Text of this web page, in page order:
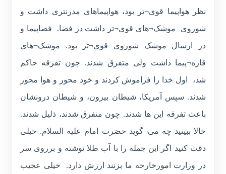
نظر هواپیما قوی¬تر بود، هواپیماهای مدرنتری داشت و
شوروی موشک¬های قوی¬تر داشت در فضا. فضاپیما و
در ارسال موشک شوروی قوی¬تر بود. موشک¬های
قاره¬پیما داشت ولی متفرق شدند. چون تفرقه حاکم
شد، اول خدا را فراموش کردند و خود محور و هوا محور
شدند. سپس آمریکا، شیطان بیرون، و شیطان درونشان
باعث تفرقه این ها شدند. چون متفرق شدند، ذلیل شدند.
حالا ببینید چه می¬گوید حضرت امام علیه السلام. خیلی
دقت کنید اگر این جمله را با آب طلا نوشته و برروی سر
در وزارت امورخارجه ما بزنند ارزش دارد. خیلی عجیب